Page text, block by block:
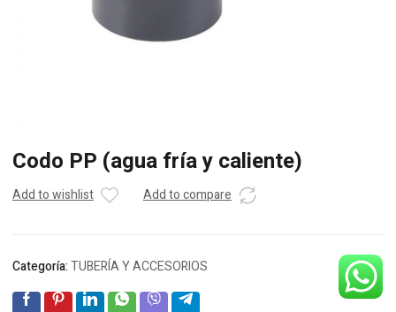
Codo PP (agua fría y caliente)
Add to wishlist Add to compare
Categoría:TUBERÍA Y ACCESORIOS